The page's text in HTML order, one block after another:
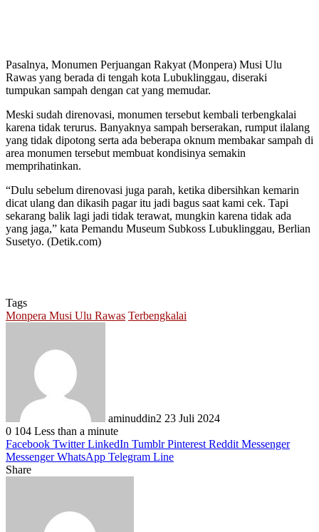
Pasalnya, Monumen Perjuangan Rakyat (Monpera) Musi Ulu
Rawas yang berada di tengah kota Lubuklinggau, diseraki
tumpukan sampah dengan cat yang memudar.
Meski sudah direnovasi, monumen tersebut kembali terbengkalai
karena tidak terurus. Banyaknya sampah berserakan, rumput ilalang
yang tidak dipotong serta ada beberapa oknum membakar sampah di
area monumen tersebut membuat kondisinya semakin
memprihatinkan.
“Dulu sebelum direnovasi juga parah, ketika dibersihkan kemarin
dicat ulang dan dikasih pagar itu jadi bagus saat kami cek. Tapi
sekarang balik lagi jadi tidak terawat, mungkin karena tidak ada
yang jaga,” kata Pemandu Museum Subkoss Lubuklinggau, Berlian
Susetyo. (Detik.com)
Tags
Monpera Musi Ulu Rawas Terbengkalai
aminuddin2 23 Juli 2024
0 104 Less than a minute
Facebook Twitter LinkedIn Tumblr Pinterest Reddit Messenger
Messenger WhatsApp Telegram Line
Share